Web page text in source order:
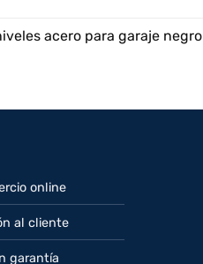
acero para garaje negro
online
al cliente
garantía